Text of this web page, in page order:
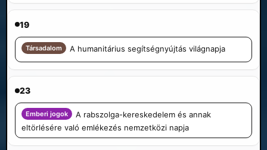
19
Társadalom A humanitárius segítségnyújtás világnapja
23
Emberi jogok
A rabszolga-kereskedelem és annak
eltörlésére való emlékezés nemzetközi napja